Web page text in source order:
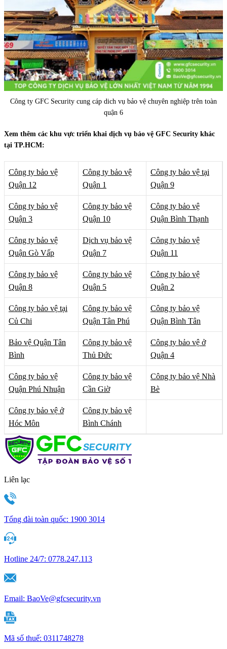
Công ty GFC Security cung cáp dich vụ bảo vệ chuyên nghiệp trên toàn
quận 6
Xem thêm các khu vực triển khai dịch vụ bảo vệ GFC Security khác
tại TP.HCM:
Công ty bảo vệ
Quận 12
Công ty bảo vệ
Quận 1
Công ty bảo vệ tại
Quận 9
Công ty bảo vệ
Quận 3
Công ty bảo vệ
Quận 10
Công ty bảo vệ
Quận Bình Thạnh
Công ty bảo vệ
Quận Gò Vấp
Dịch vụ bảo vệ
Quận 7
Công ty bảo vệ
Quận 11
Công ty bảo vệ
Quận 8
Công ty bảo vệ
Quận 5
Công ty bảo vệ
Quận 2
Công ty bảo vệ tại
Củ Chi
Công ty bảo vệ
Quận Tân Phú
Công ty bảo vệ
Quận Bình Tân
Bảo vệ Quận Tân
Bình
Công ty bảo vệ
Thủ Đức
Công ty bảo vệ ở
Quận 4
Công ty bảo vệ
Quận Phú Nhuận
Công ty bảo vệ
Cần Giờ
Công ty bảo vệ Nhà
Bè
Công ty bảo vệ ở
Hóc Môn
Công ty bảo vệ
Bình Chánh
Liên lạc
Tổng đài toàn quốc: 1900 3014
Hotline 24/7: 0778.247.113
Email: BaoVe@gfcsecurity.vn
Mã số thuế: 0311748278